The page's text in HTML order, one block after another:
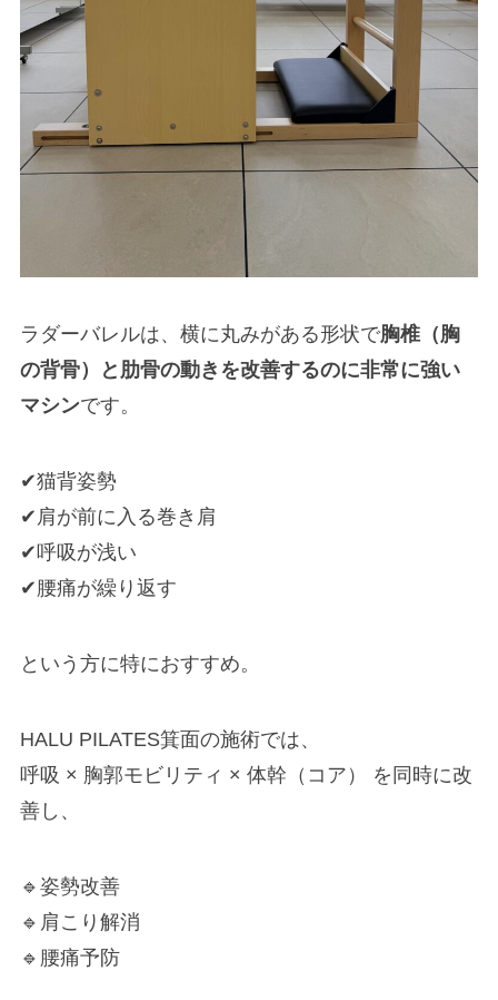
ラダーバレルは、横に丸みがある形状で胸椎（胸
の背骨）と肋骨の動きを改善するのに非常に強い
マシンです。
✔猫背姿勢
✔肩が前に入る巻き肩
✔呼吸が浅い
✔腰痛が繰り返す
という方に特におすすめ。
HALU PILATES箕面の施術では、
呼吸 × 胸郭モビリティ × 体幹（コア） を同時に改
善し、
🔹姿勢改善
🔹肩こり解消
🔹腰痛予防